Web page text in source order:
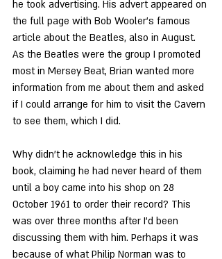
he took advertising. His advert appeared on
the full page with Bob Wooler’s famous
article about the Beatles, also in August.
As the Beatles were the group I promoted
most in Mersey Beat, Brian wanted more
information from me about them and asked
if I could arrange for him to visit the Cavern
to see them, which I did.
Why didn’t he acknowledge this in his
book, claiming he had never heard of them
until a boy came into his shop on 28
October 1961 to order their record? This
was over three months after I’d been
discussing them with him. Perhaps it was
because of what Philip Norman was to